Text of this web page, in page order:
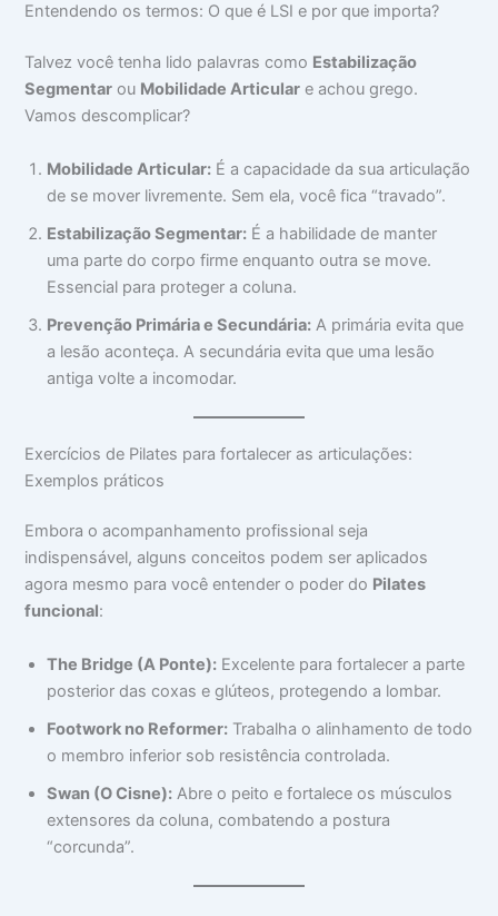
Entendendo os termos: O que é LSI e por que importa?
Talvez você tenha lido palavras como Estabilização
Segmentar ou Mobilidade Articular e achou grego.
Vamos descomplicar?
Mobilidade Articular: É a capacidade da sua articulação
de se mover livremente. Sem ela, você fica “travado”.
Estabilização Segmentar: É a habilidade de manter
uma parte do corpo firme enquanto outra se move.
Essencial para proteger a coluna.
Prevenção Primária e Secundária: A primária evita que
a lesão aconteça. A secundária evita que uma lesão
antiga volte a incomodar.
Exercícios de Pilates para fortalecer as articulações:
Exemplos práticos
Embora o acompanhamento profissional seja
indispensável, alguns conceitos podem ser aplicados
agora mesmo para você entender o poder do Pilates
funcional:
The Bridge (A Ponte): Excelente para fortalecer a parte
posterior das coxas e glúteos, protegendo a lombar.
Footwork no Reformer: Trabalha o alinhamento de todo
o membro inferior sob resistência controlada.
Swan (O Cisne): Abre o peito e fortalece os músculos
extensores da coluna, combatendo a postura
“corcunda”.